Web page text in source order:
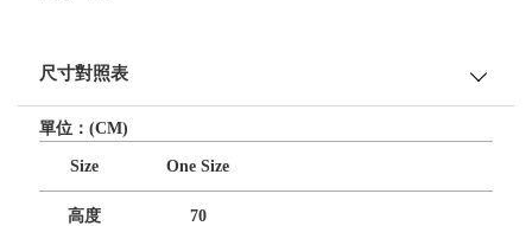
尺寸對照表
單位：(CM)
Size One Size
高度 70